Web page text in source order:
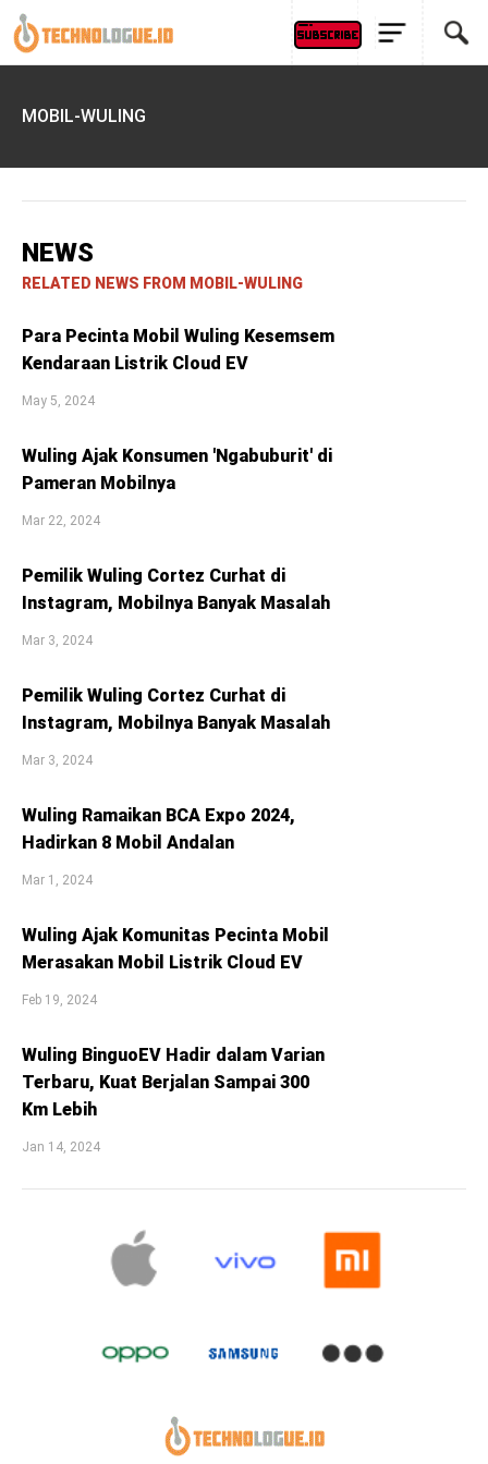
MOBIL-WULING
NEWS
RELATED NEWS FROM MOBIL-WULING
Para Pecinta Mobil Wuling Kesemsem
Kendaraan Listrik Cloud EV
May 5, 2024
Wuling Ajak Konsumen 'Ngabuburit' di
Pameran Mobilnya
Mar 22, 2024
Pemilik Wuling Cortez Curhat di
Instagram, Mobilnya Banyak Masalah
Mar 3, 2024
Pemilik Wuling Cortez Curhat di
Instagram, Mobilnya Banyak Masalah
Mar 3, 2024
Wuling Ramaikan BCA Expo 2024,
Hadirkan 8 Mobil Andalan
Mar 1, 2024
Wuling Ajak Komunitas Pecinta Mobil
Merasakan Mobil Listrik Cloud EV
Feb 19, 2024
Wuling BinguoEV Hadir dalam Varian
Terbaru, Kuat Berjalan Sampai 300
Km Lebih
Jan 14, 2024